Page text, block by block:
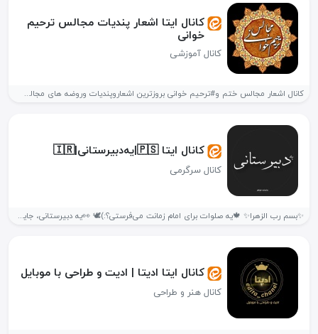
کانال ایتا اشعار پندیات مجالس ترحیم
خوانی
کانال آموزشی
کانال اشعار مجالس ختم و#ترحیم خوانی بروزترین اشعاروپندیات وروضه های مجالس ترحیم...
کانال ایتا 🇵🇸|یه‌دبیرستانی|🇮🇷
کانال سرگرمی
✨بسم رب الزهرا✨ 🍁یه صلوات برای امام زمانت می‌فرستی؟:)🕊 👀یه دبیرستانی، جایی...
کانال ایتا ادیتا | ادیت و طراحی با موبایل
کانال هنر و طراحی